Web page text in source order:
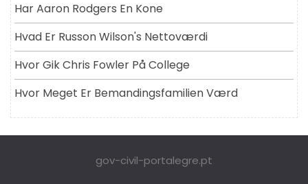
Har Aaron Rodgers En Kone
Hvad Er Russon Wilson's Nettoværdi
Hvor Gik Chris Fowler På College
Hvor Meget Er Bemandingsfamilien Værd
gov-civil-portalegre.pt